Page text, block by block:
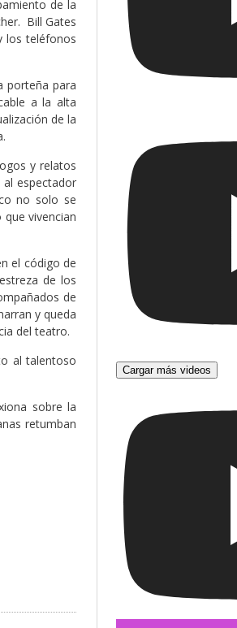
de la
Bill Gates
los teléfonos
porteña para
a la alta
de la
y relatos
espectador
no solo se
vivencian
el código de
de los
de
y queda
del teatro.
al talentoso
sobre la
retumban
Cargar más videos